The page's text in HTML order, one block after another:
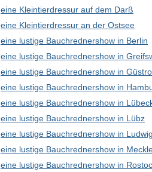
eine Kleintierdressur auf dem Darß
eine Kleintierdressur an der Ostsee
eine lustige Bauchrednershow in Berlin
eine lustige Bauchrednershow in
eine lustige Bauchrednershow in
eine lustige Bauchrednershow in
eine lustige Bauchrednershow in
eine lustige Bauchrednershow in Lübz
eine lustige Bauchrednershow in
eine lustige Bauchrednershow in
eine lustige Bauchrednershow in